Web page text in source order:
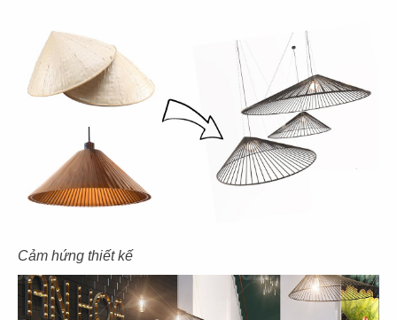
Cảm hứng thiết kế
13
KOI THÉ
CN Nguyễn Gia Trí
KOI CAFÉ
CN Q.3
AMERICANO
COFFEE
CN Gò Vấp
DAO NIU GUO
CN Nguyễn Tri Phương